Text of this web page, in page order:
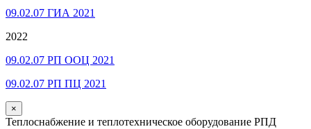
09.02.07 ГИА 2021
2022
09.02.07 РП ООЦ 2021
09.02.07 РП ПЦ 2021
×
Теплоснабжение и теплотехническое оборудование РПД